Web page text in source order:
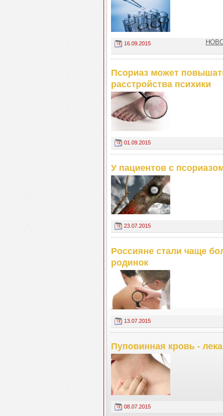
16.09.2015
Псориаз может
расстройства психики
01.09.2015
У пациентов с
23.07.2015
Россияне стали чаще
родинок
13.07.2015
Пуповинная кровь -
08.07.2015